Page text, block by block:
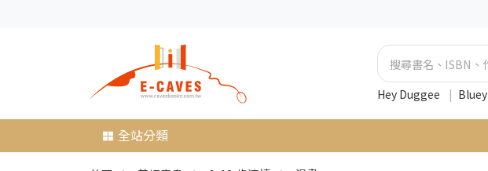
Hey Duggee | Bluey
全站分類